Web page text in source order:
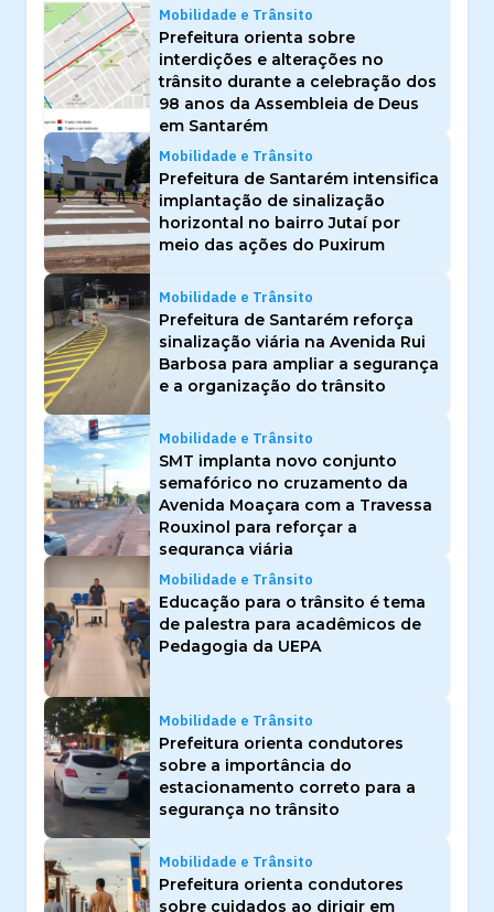
Mobilidade e Trânsito
Prefeitura orienta sobre
interdições e alterações no
trânsito durante a celebração dos
98 anos da Assembleia de Deus
em Santarém
Mobilidade e Trânsito
Prefeitura de Santarém intensifica
implantação de sinalização
horizontal no bairro Jutaí por
meio das ações do Puxirum
Mobilidade e Trânsito
Prefeitura de Santarém reforça
sinalização viária na Avenida Rui
Barbosa para ampliar a segurança
e a organização do trânsito
Mobilidade e Trânsito
SMT implanta novo conjunto
semafórico no cruzamento da
Avenida Moaçara com a Travessa
Rouxinol para reforçar a
segurança viária
Mobilidade e Trânsito
Educação para o trânsito é tema
de palestra para acadêmicos de
Pedagogia da UEPA
Mobilidade e Trânsito
Prefeitura orienta condutores
sobre a importância do
estacionamento correto para a
segurança no trânsito
Mobilidade e Trânsito
Prefeitura orienta condutores
sobre cuidados ao dirigir em